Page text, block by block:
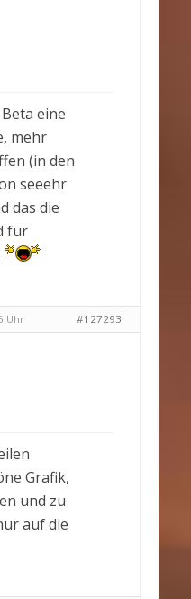
eine
mehr
(in den
seeehr
das die
für
Uhr #127293
Grafik,
und zu
auf die